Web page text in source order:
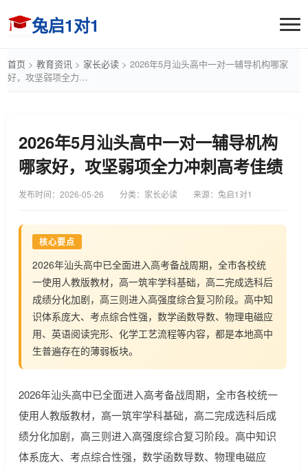
兔启1对1
首页 > 教育资讯 > 家长必读 > 2026年5月汕头高中一对一辅导机构哪家
好，攻坚弱项全力…
2026年5月汕头高中一对一辅导机构
哪家好，攻坚弱项全力冲刺高考佳绩
发布时间： 2026-05-26 分类：家长必读 来源：兔启1对1
核心要点
2026年汕头高中已全面进入高考备战周期，全市各校统
一使用人教版教材，高一筑牢学科基础，高二完成选科后
成绩分化加剧，高三则进入高强度综合复习阶段。高中知
识体系庞大、考点综合性强，数学函数导数、物理电磁应
用、英语阅读完形、化学工艺流程等内容，都是本地高中
生普遍存在的薄弱板块。
2026年汕头高中已全面进入高考备战周期，全市各校统一
使用人教版教材，高一筑牢学科基础，高二完成选科后成
绩分化加剧，高三则进入高强度综合复习阶段。高中知识
体系庞大、考点综合性强，数学函数导数、物理电磁应